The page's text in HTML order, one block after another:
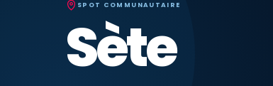
SPOT COMMUNAUTAIRE
Sète